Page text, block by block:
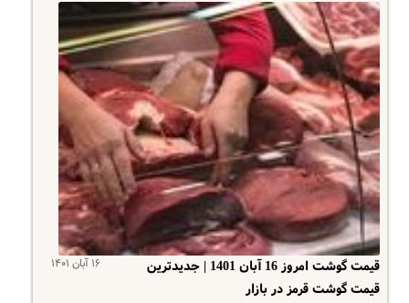
۱۶ آبان ۱۴۰۱
قیمت گوشت امروز 16 آبان 1401 | جدیدترین
قیمت گوشت قرمز در بازار